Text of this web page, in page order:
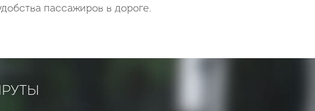
пассажиров в дороге.